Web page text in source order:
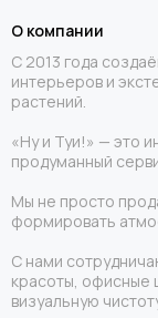
О компании
С 2013 года
интерьеров и
растений.
«Ну и Туи!» — это
продуманный
Мы не просто
формировать
С нами
красоты, офисные
визуальную